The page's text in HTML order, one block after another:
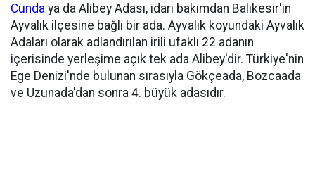
Cunda ya da Alibey Adası, idari bakımdan Balıkesir'in
Ayvalık ilçesine bağlı bir ada. Ayvalık koyundaki Ayvalık
Adaları olarak adlandırılan irili ufaklı 22 adanın
içerisinde yerleşime açık tek ada Alibey'dir. Türkiye'nin
Ege Denizi'nde bulunan sırasıyla Gökçeada, Bozcaada
ve Uzunada'dan sonra 4. büyük adasıdır.